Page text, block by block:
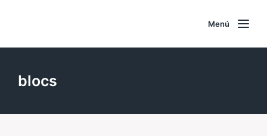
Menú
blocs